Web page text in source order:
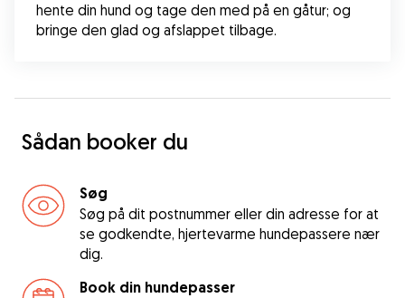
hente din hund og tage den med på en gåtur; og
bringe den glad og afslappet tilbage.
Sådan booker du
Søg
Søg på dit postnummer eller din adresse for at
se godkendte, hjertevarme hundepassere nær
dig.
Book din hundepasser